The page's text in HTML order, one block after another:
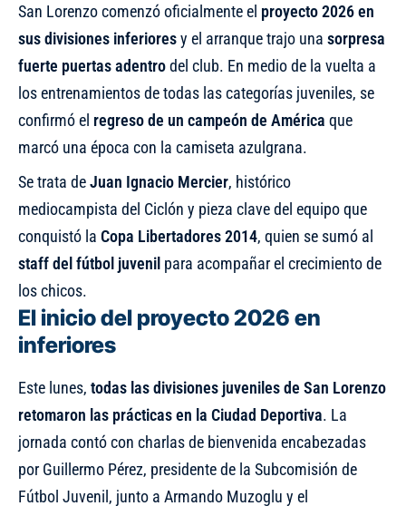
San Lorenzo comenzó oficialmente el proyecto 2026 en
sus divisiones inferioresy el arranque trajo una sorpresa
fuerte puertas adentrodel club. En medio de la vuelta a
los entrenamientos de todas las categorías juveniles, se
confirmó el regreso de un campeón de América que
marcó una época con la camiseta azulgrana.
Se trata deJuan Ignacio Mercier, histórico
mediocampista del Ciclón y pieza clave del equipo que
conquistó la Copa Libertadores 2014, quien se sumó al
staff del fútbol juvenil para acompañar el crecimiento de
los chicos.
El inicio del proyecto 2026 en
inferiores
Este lunes, todas las divisiones juveniles de San Lorenzo
retomaron las prácticas en la Ciudad Deportiva. La
jornada contó con charlas de bienvenida encabezadas
por Guillermo Pérez, presidente de la Subcomisión de
Fútbol Juvenil, junto a Armando Muzoglu y el